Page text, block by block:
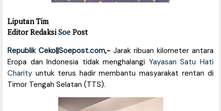
Liputan Tim
Editor Redaksi Soe Post
Republik Ceko||Soepost.com,- Jarak ribuan kilometer antara
Eropa dan Indonesia tidak menghalangi Yayasan Satu Hati
Charity untuk terus hadir membantu masyarakat rentan di
Timor Tengah Selatan (TTS).